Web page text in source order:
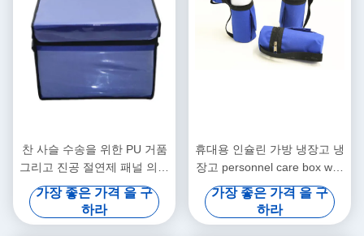
찬 사슬 수송을 위한 PU 거품
그리고 진공 절연제 패널 의학
차가운 상자
가장 좋은 가격 을 구
하라
휴대용 인슐린 가방 냉장고 냉
장고 personnel care box with
logo
가장 좋은 가격 을 구
하라